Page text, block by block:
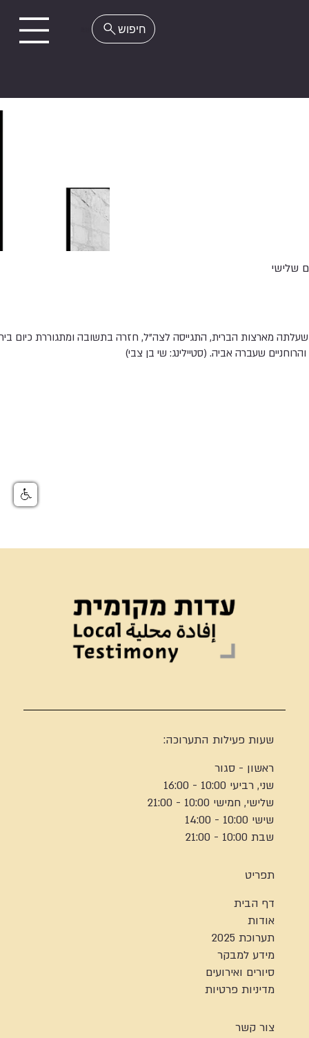
שלישי
שעלתה מארצות הברית, התגייסה לצה"ל, חזרה בתשובה ומתגוררת כיום
שעברה אביה. (סטיילינג: שי בן צבי)
שעות פעילות התערוכה:
ראשון - סגור
שני, רביעי 10:00 - 16:00
שלישי, חמישי 10:00 - 21:00
שישי 10:00 - 14:00
שבת 10:00 - 21:00
תפריט
דף הבית
אודות
תערוכת 2025
מידע למבקר
סיורים ואירועים
מדיניות פרטיות
צור קשר